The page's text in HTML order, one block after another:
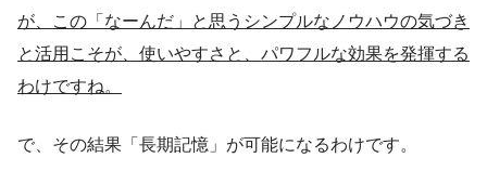
が、この「なーんだ」と思うシンプルなノウハウの気づき
と活用こそが、使いやすさと、パワフルな効果を発揮する
わけですね。
で、その結果「長期記憶」が可能になるわけです。